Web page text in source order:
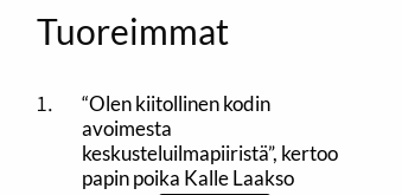
Tuoreimmat
“Olen kiitollinen kodin
avoimesta
keskusteluilmapiiristä”, kertoo
papin poika Kalle Laakso